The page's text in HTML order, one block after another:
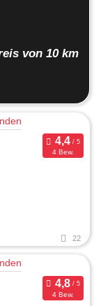
von 10 km
4 Bew.
22
4 Bew.